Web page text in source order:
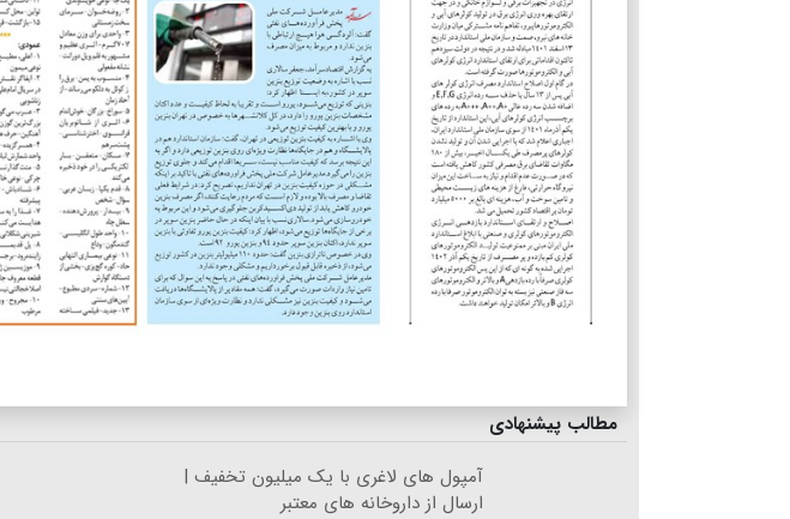
مطالب پیشنهادی
آمپول های لاغری با یک میلیون تخفیف |
ارسال از داروخانه های معتبر